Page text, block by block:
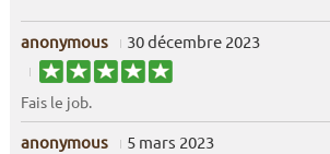
anonymous 30 décembre 2023
Fais le job.
anonymous 5 mars 2023